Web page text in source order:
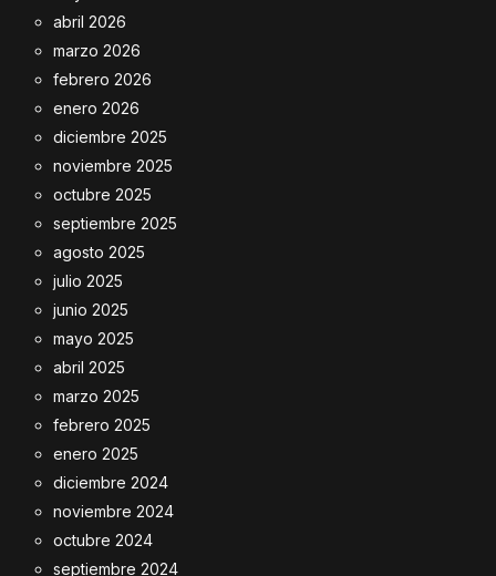
abril 2026
marzo 2026
febrero 2026
enero 2026
diciembre 2025
noviembre 2025
octubre 2025
septiembre 2025
agosto 2025
julio 2025
junio 2025
mayo 2025
abril 2025
marzo 2025
febrero 2025
enero 2025
diciembre 2024
noviembre 2024
octubre 2024
septiembre 2024